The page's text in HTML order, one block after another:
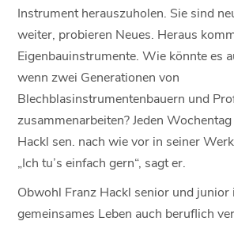
Instrument herauszuholen. Sie sind
weiter, probieren Neues. Heraus
Eigenbauinstrumente. Wie könnte es
wenn zwei Generationen von
Blechblasinstrumentenbauern und
zusammenarbeiten? Jeden
Hackl sen. nach wie vor in seiner
„Ich tu’s einfach gern“, sagt er.
Obwohl Franz Hackl senior und junior
gemeinsames Leben auch beruflich